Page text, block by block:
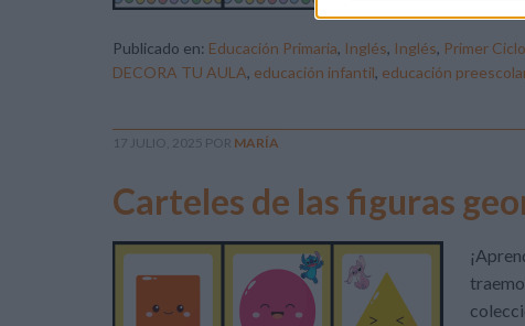
Publicado en: Educación Primaria, Inglés, Inglés, Primer Ciclo
DECORA TU AULA, educación infantil, educación
17 JULIO, 2025 POR MARÍA
Carteles de las figuras